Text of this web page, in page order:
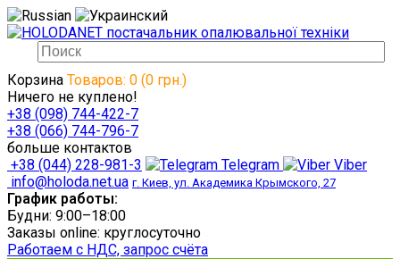
Корзина Товаров: 0 (0 грн.)
Ничего не куплено!
+38 (098) 744-422-7
+38 (066) 744-796-7
больше контактов
+38 (044) 228-981-3
Telegram
Viber
info@holoda.net.ua г. Киев, ул. Академика Крымского, 27
График работы:
Будни: 9:00–18:00
Заказы online: круглосуточно
Работаем с НДС, запрос счёта